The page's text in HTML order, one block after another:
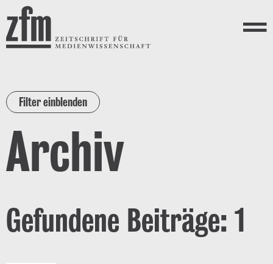
Direkt zum Inhalt
ZEITSCHRIFT FÜR
MEDIENWISSENSCHAFT
Menü
Filter einblenden
Archiv
Gefundene Beiträge: 1